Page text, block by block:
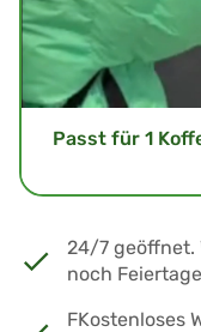
Passt für 1
24/7 geöffnet.
noch
FKostenloses